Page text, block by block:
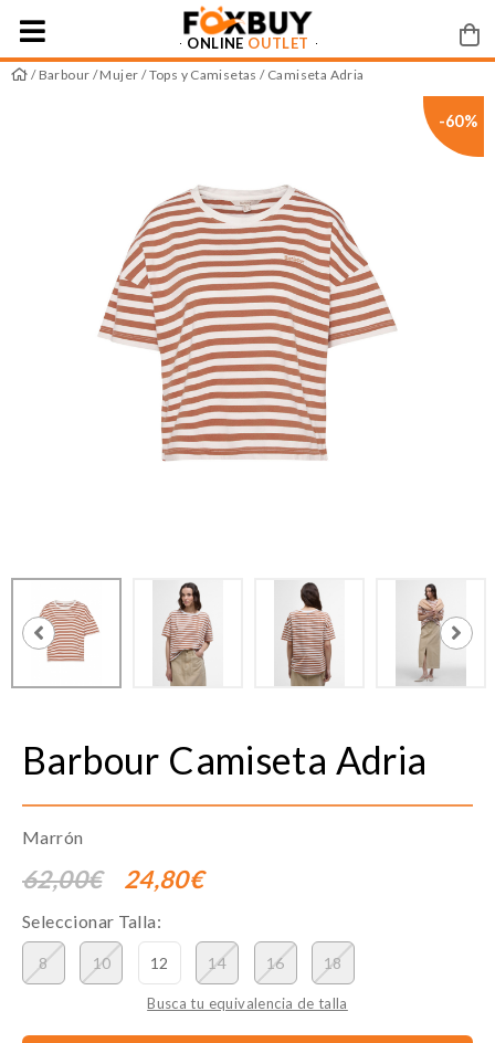
ONLINE OUTLET
/ Barbour /Mujer /Tops y Camisetas / Camiseta Adria
-60%
Barbour Camiseta Adria
Marrón
62,00€ 24,80€
Seleccionar Talla:
8 10 12 14 16 18
Busca tu equivalencia de talla